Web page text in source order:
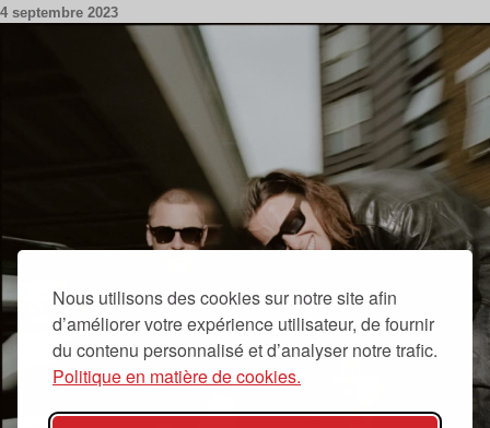
Nous utilisons des cookies sur notre site afin
d’améliorer votre expérience utilisateur, de fournir
du contenu personnalisé et d’analyser notre trafic.
Politique en matière de cookies.
4 septembre 2023